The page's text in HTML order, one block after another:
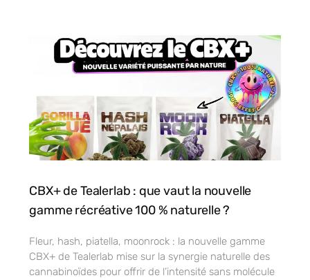
CBX+ de Tealerlab : que vaut la nouvelle
gamme récréative 100 % naturelle ?
Fleur, hash, piatella, moonrock : la nouvelle gamme
CBX+ de Tealerlab mise sur la synergie naturelle des
cannabinoïdes pour offrir de l’intensité sans molécule